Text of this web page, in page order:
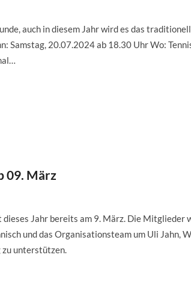
auch in diesem Jahr wird es das
Samstag, 20.07.2024 ab 18.30 Uhr Wo:
09. März
Jahr bereits am 9. März. Die Mitglieder
und das Organisationsteam um Uli Jahn,
unterstützen.